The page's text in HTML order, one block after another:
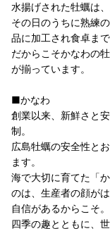
水揚げされた牡蠣は
その日のうちに熟練
品に加工され食卓まで
だからこそかなわの
が揃っています。
■かなわ
創業以来、新鮮さと
制。
広島牡蠣の安全性と
ます。
海で大切に育てた「
のは、生産者の顔が
自信があるからこそ。
四季の趣とともに、